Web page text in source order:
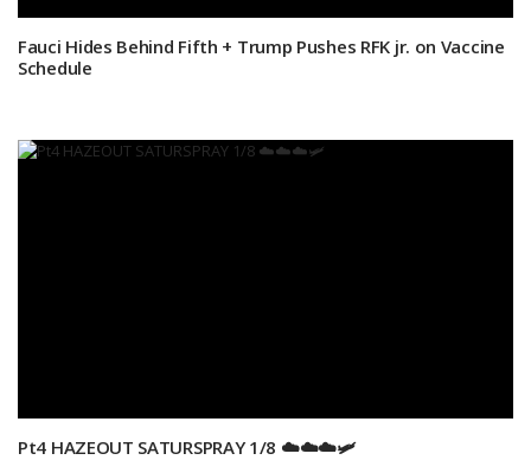
Fauci Hides Behind Fifth + Trump Pushes RFK jr. on Vaccine
Schedule
Pt4 HAZEOUT SATURSPRAY 1/8 ☁️☁️☁️🛩️